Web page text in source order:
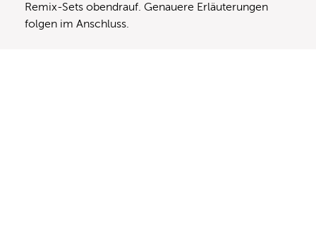
Remix-Sets obendrauf. Genauere Erläuterungen
folgen im Anschluss.